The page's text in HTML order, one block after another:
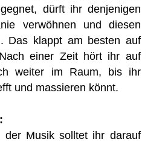
dürft ihr denjenigen
verwöhnen und diesen
Das klappt am besten auf
einer Zeit hört ihr auf
weiter im Raum, bis ihr
und massieren könnt.
der Musik solltet ihr darauf